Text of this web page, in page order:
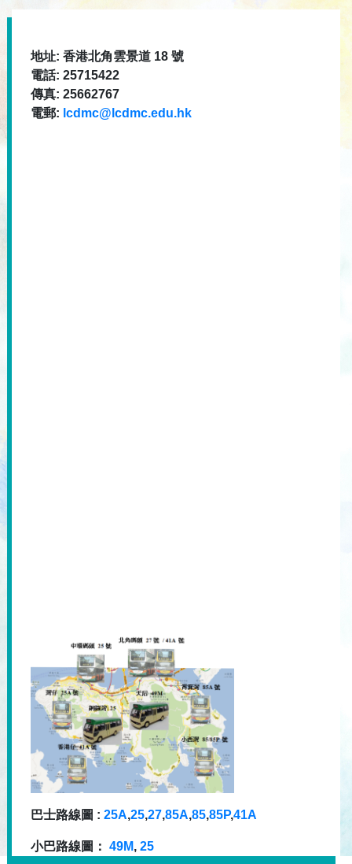
地址: 香港北角雲景道 18 號
電話: 25715422
傳真: 25662767
電郵: lcdmc@lcdmc.edu.hk
巴士路線圖 : 25A,25,27,85A,85,85P,41A
小巴路線圖： 49M, 25